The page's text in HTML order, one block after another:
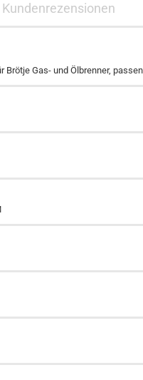
Kundenrezensionen
Brötje Gas- und Ölbrenner,